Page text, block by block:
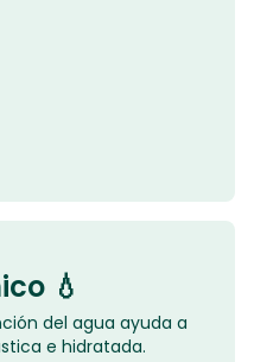
💧
del agua ayuda a
e hidratada.